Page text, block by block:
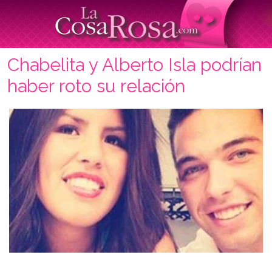
Chabelita y Alberto Isla podrían
haber roto su relación